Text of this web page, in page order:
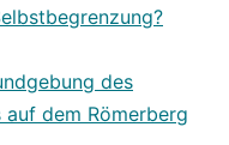
des
dem Römerberg